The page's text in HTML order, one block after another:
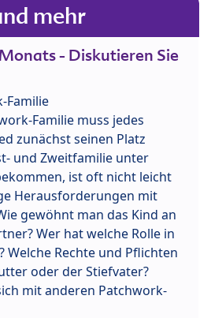
mehr
- Diskutieren Sie
Familie
Familie muss jedes
zunächst seinen Platz
und Zweitfamilie unter
ist oft nicht leicht
Herausforderungen mit
gewöhnt man das Kind an
Wer hat welche Rolle in
Welche Rechte und Pflichten
oder der Stiefvater?
mit anderen Patchwork-